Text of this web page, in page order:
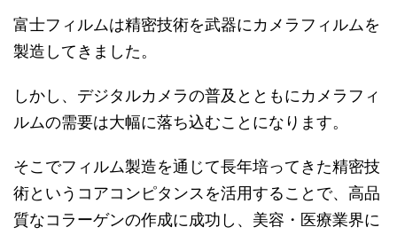
富士フィルムは精密技術を武器にカメラフィルムを
製造してきました。
しかし、デジタルカメラの普及とともにカメラフィ
ルムの需要は大幅に落ち込むことになります。
そこでフィルム製造を通じて長年培ってきた精密技
術というコアコンピタンスを活用することで、高品
質なコラーゲンの作成に成功し、美容・医療業界に